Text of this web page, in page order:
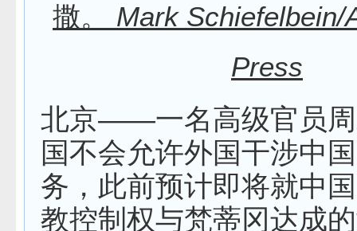
撒。
Mark Schiefelbein/
Press
北京——一名高级官员
国不会允许外国干涉中
务，此前预计即将就中
教控制权与梵蒂冈达成